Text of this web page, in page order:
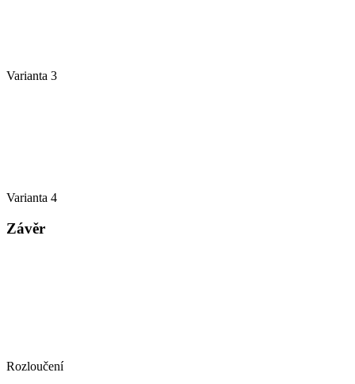
Varianta 3
Varianta 4
Závěr
Rozloučení